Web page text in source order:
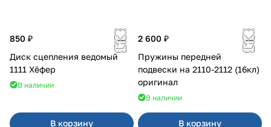
850 ₽
Диск сцепления ведомый
1111 Хёфер
В наличии
В корзину
2 600 ₽
Пружины передней
подвески на 2110-2112 (16кл)
оригинал
В наличии
В корзину